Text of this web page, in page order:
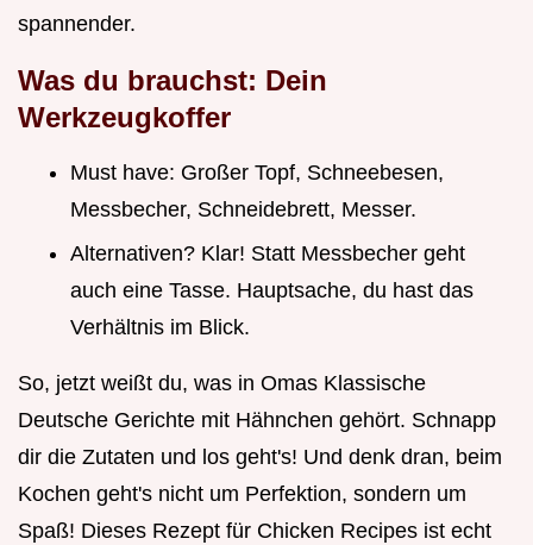
spannender.
Was du brauchst: Dein
Werkzeugkoffer
Must have: Großer Topf, Schneebesen,
Messbecher, Schneidebrett, Messer.
Alternativen? Klar! Statt Messbecher geht
auch eine Tasse. Hauptsache, du hast das
Verhältnis im Blick.
So, jetzt weißt du, was in Omas Klassische
Deutsche Gerichte mit Hähnchen gehört. Schnapp
dir die Zutaten und los geht's! Und denk dran, beim
Kochen geht's nicht um Perfektion, sondern um
Spaß! Dieses Rezept für Chicken Recipes ist echt